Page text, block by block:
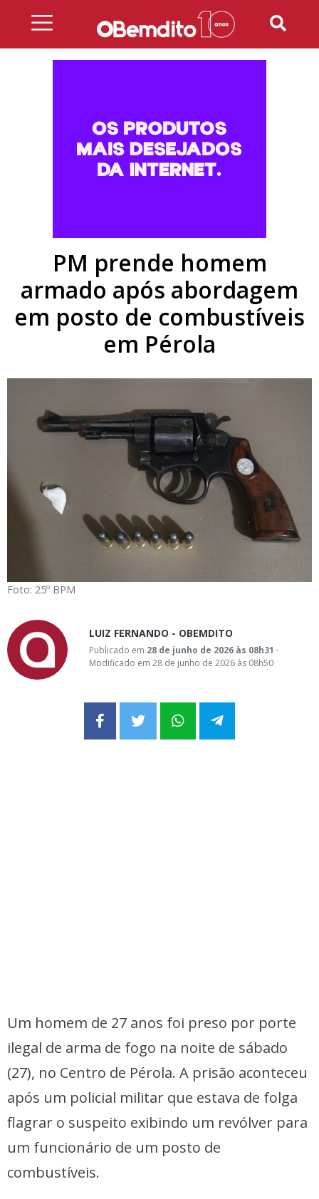
PM prende homem
armado após abordagem
em posto de combustíveis
em Pérola
Foto: 25º BPM
LUIZ FERNANDO - OBEMDITO
Publicado em 28 de junho de 2026 às 08h31 -
Modificado em 28 de junho de 2026 às 08h50
Um homem de 27 anos foi preso por porte
ilegal de arma de fogo na noite de sábado
(27), no Centro de Pérola. A prisão aconteceu
após um policial militar que estava de folga
flagrar o suspeito exibindo um revólver para
um funcionário de um posto de
combustíveis.